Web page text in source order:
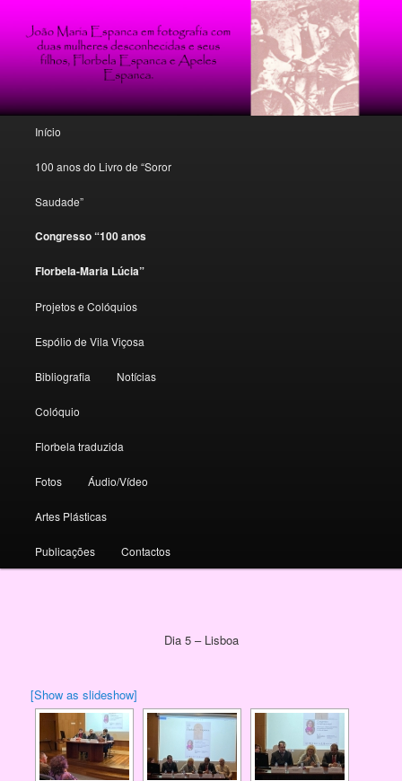
Florbela Espanca: o espólio de um
mito
Saltar para o conteúdo primário
Saltar para o conteúdo secundário
Início
100 anos do Livro de “Soror
Saudade”
Congresso “100 anos
Florbela-Maria Lúcia”
Projetos e Colóquios
Espólio de Vila Viçosa
Bibliografia Notícias
Colóquio
Florbela traduzida
Fotos Áudio/Vídeo
Artes Plásticas
Publicações Contactos
Dia 5 – Lisboa
[Show as slideshow]